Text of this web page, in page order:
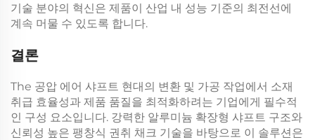
기술 분야의 혁신은 제품이 산업 내 성능 기준의 최전선에
계속 머물 수 있도록 합니다.
결론
The 공압 에어 샤프트 현대의 변환 및 가공 작업에서 소재
취급 효율성과 제품 품질을 최적화하려는 기업에게 필수적
인 구성 요소입니다. 강력한 알루미늄 확장형 샤프트 구조와
신뢰성 높은 팽창식 권취 채크 기술을 바탕으로 이 솔루션은